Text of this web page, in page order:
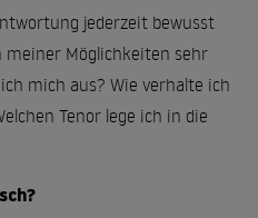
jederzeit bewusst
meiner Möglichkeiten sehr
mich aus? Wie verhalte ich
Tenor lege ich in die